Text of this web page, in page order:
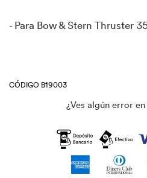
- Para Bow & Stern Thruster
CÓDIGO B19003
¿Ves algún error